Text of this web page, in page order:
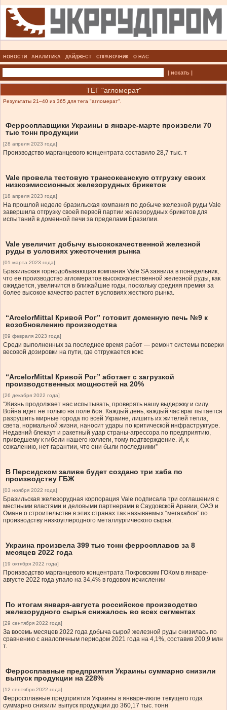
НОВОСТИ АНАЛИТИКА ДАЙДЖЕСТ СПРАВОЧНИК О НАС
| искать |
ТЕГ "агломерат"
Результаты 21–40 из 365 для тега "агломерат".
Ферросплавщики Украины в январе-марте произвели 70
тыс тонн продукции
[28 апреля 2023 года]
Производство марганцевого концентрата составило 28,7 тыс. т
Vale провела тестовую трансокеанскую отгрузку своих
низкоэмиссионных железорудных брикетов
[18 апреля 2023 года]
На прошлой неделе бразильская компания по добыче железной руды Vale
завершила отгрузку своей первой партии железорудных брикетов для
испытаний в доменной печи за пределами Бразилии.
Vale увеличит добычу высококачественной железной
руды в условиях ужесточения рынка
[01 марта 2023 года]
Бразильская горнодобывающая компания Vale SA заявила в понедельник,
что ее производство агломератов высококачественной железной руды, как
ожидается, увеличится в ближайшие годы, поскольку средняя премия за
более высокое качество растет в условиях жесткого рынка.
“ArcelorMittal Кривой Рог” готовит доменную печь №9 к
возобновлению производства
[09 февраля 2023 года]
Среди выполненных за последнее время работ — ремонт системы поверки
весовой дозировки на пути, где отгружается кокс
“ArcelorMittal Кривой Рог” аботает с загрузкой
производственных мощностей на 20%
[26 декабря 2022 года]
“Жизнь продолжает нас испытывать, проверять нашу выдержку и силу.
Война идет не только на поле боя. Каждый день, каждый час враг пытается
разрушить мирные города по всей Украине, лишить их жителей тепла,
света, нормальной жизни, наносит удары по критической инфраструктуре.
Недавний блекаут и ракетный удар страны-агрессора по предприятию,
приведшему к гибели нашего коллеги, тому подтверждение. И, к
сожалению, нет гарантии, что они были последними”
В Персидском заливе будет создано три хаба по
производству ГБЖ
[03 ноября 2022 года]
Бразильская железорудная корпорация Vale подписала три соглашения с
местными властями и деловыми партнерами в Саудовской Аравии, ОАЭ и
Омане о строительстве в этих странах так называемых “мегахабов” по
производству низкоуглеродного металлургического сырья.
Украина произвела 399 тыс тонн ферросплавов за 8
месяцев 2022 года
[19 октября 2022 года]
Производство марганцевого концентрата Покровским ГОКом в январе-
августе 2022 года упало на 34,4% в годовом исчислении
По итогам января-августа российское производство
железорудного сырья снижалось во всех сегментах
[29 сентября 2022 года]
За восемь месяцев 2022 года добыча сырой железной руды снизилась по
сравнению с аналогичным периодом 2021 года на 4,1%, составив 200,9 млн
т.
Ферросплавные предприятия Украины суммарно снизили
выпуск продукции на 228%
[12 сентября 2022 года]
Ферросплавные предприятия Украины в январе-июле текущего года
суммарно снизили выпуск продукции до 360,17 тыс. тонн